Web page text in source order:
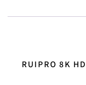
RUIPRO 8K